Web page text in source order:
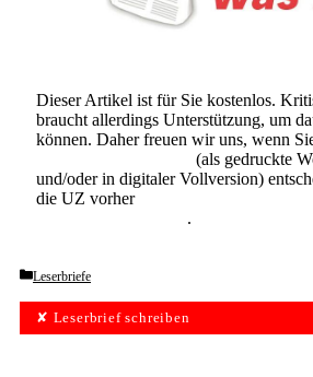
Dieser Artikel ist für Sie kostenlos.
braucht allerdings Unterstützung, um
können. Daher freuen wir uns, wenn
(als gedruckte
und/oder in digitaler Vollversion)
die UZ vorher
.
Categories
Leserbriefe
✘ Leserbrief schreiben